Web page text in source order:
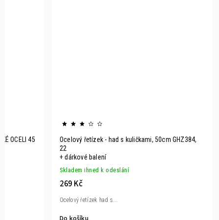
HLADKÝ PLOCHÝ ŘETÍZEK Z CHIRURGICKÉ OCELI 45
Skladem ihned k odeslání
Plochý řetízek, známý jako...
Ocelový